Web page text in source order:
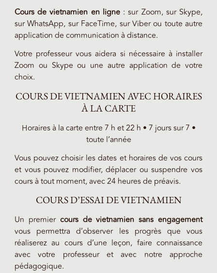
Cours de vietnamien en ligne: sur Zoom, sur Skype,
sur WhatsApp, sur FaceTime, sur Viber ou toute autre
application de communication à distance.
Votre professeur vous aidera si nécessaire à installer
Zoom ou Skype ou une autre application de votre
choix.
COURS DE VIETNAMIEN AVEC HORAIRES
À LA CARTE
Horaires à la carte entre 7 h et 22 h • 7 jours sur 7 •
toute l’année
Vous pouvez choisir les dates et horaires de vos cours
et vous pouvez modifier, déplacer ou suspendre vos
cours à tout moment, avec 24 heures de préavis.
COURS D’ESSAI DE VIETNAMIEN
Un premier cours de vietnamien sans engagement
vous permettra d’observer les progrès que vous
réaliserez au cours d’une leçon, faire connaissance
avec votre professeur et avec notre approche
pédagogique.